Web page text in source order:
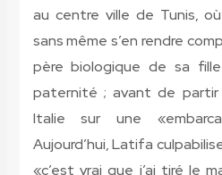
au centre ville de Tunis,
sans même s’en rendre
père biologique de sa fille
paternité ; avant de
Italie sur une
Aujourd’hui, Latifa
«c’est vrai que j’ai tiré le